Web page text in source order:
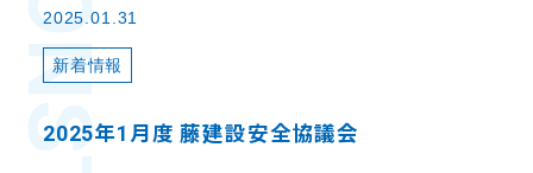
2025.01.31
新着情報
2025年1月度 藤建設安全協議会